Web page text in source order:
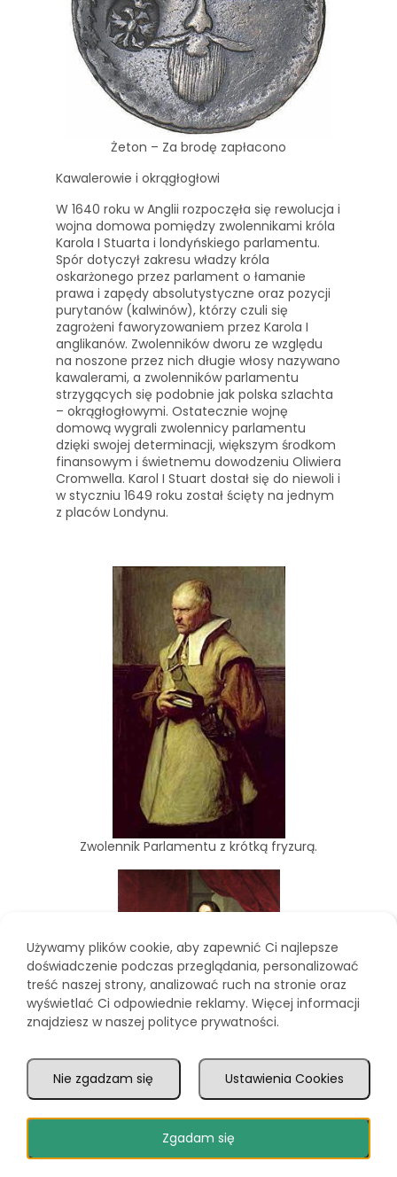
Żeton – Za brodę zapłacono
Kawalerowie i okrągłogłowi
W 1640 roku w Anglii rozpoczęła się rewolucja i
wojna domowa pomiędzy zwolennikami króla
Karola I Stuarta i londyńskiego parlamentu.
Spór dotyczył zakresu władzy króla
oskarżonego przez parlament o łamanie
prawa i zapędy absolutystyczne oraz pozycji
purytanów (kalwinów), którzy czuli się
zagrożeni faworyzowaniem przez Karola I
anglikanów. Zwolenników dworu ze względu
na noszone przez nich długie włosy nazywano
kawalerami, a zwolenników parlamentu
strzygących się podobnie jak polska szlachta
– okrągłogłowymi. Ostatecznie wojnę
domową wygrali zwolennicy parlamentu
dzięki swojej determinacji, większym środkom
finansowym i świetnemu dowodzeniu Oliwiera
Cromwella. Karol I Stuart dostał się do niewoli i
w styczniu 1649 roku został ścięty na jednym
z placów Londynu.
Zwolennik Parlamentu z krótką fryzurą.
Król Karol I z długimi włosami. Jego zwolennicy
nosili podobną fryzurę.
Używamy plików cookie, aby zapewnić Ci najlepsze
doświadczenie podczas przeglądania, personalizować
treść naszej strony, analizować ruch na stronie oraz
wyświetlać Ci odpowiednie reklamy. Więcej informacji
znajdziesz w naszej polityce prywatności.
Zgadam się
Ustawienia Cookies
Nie zgadzam się